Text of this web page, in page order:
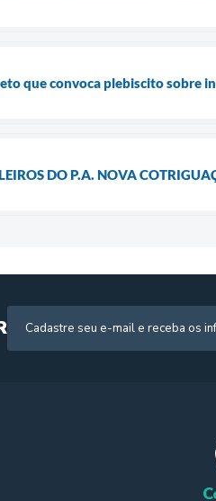
que convoca plebiscito sobre
DO P.A. NOVA